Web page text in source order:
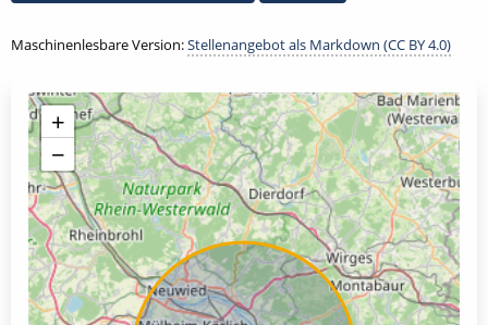
Maschinenlesbare Version:Stellenangebot als Markdown (CC BY 4.0)
+
−